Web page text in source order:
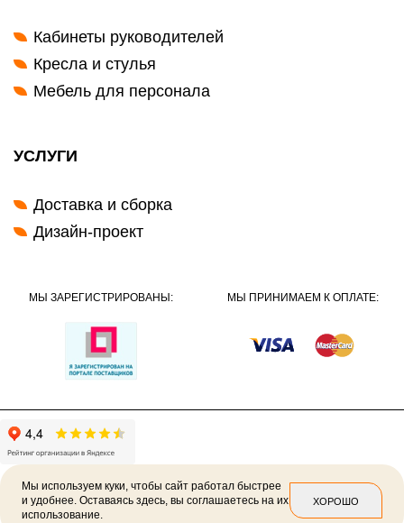
Кабинеты руководителей
Кресла и стулья
Мебель для персонала
УСЛУГИ
Доставка и сборка
Дизайн-проект
МЫ ЗАРЕГИСТРИРОВАНЫ: МЫ ПРИНИМАЕМ К ОПЛАТЕ:
2026 © Политика конфиденциальности
Мы используем куки, чтобы сайт работал быстрее
и удобнее. Оставаясь здесь, вы соглашаетесь на их
использование.
ХОРОШО